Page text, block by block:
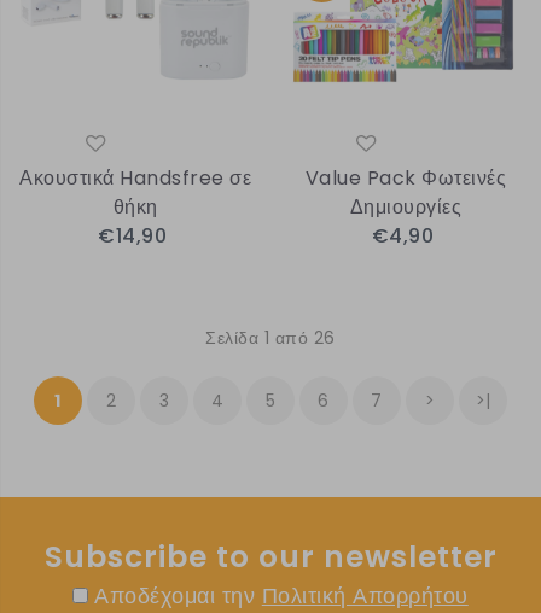
Ακουστικά Handsfree σε
θήκη
€14,90
Value Pack Φωτεινές
Δημιουργίες
€4,90
Σελίδα 1 από 26
1 2 3 4 5 6 7 > >|
Subscribe to our newsletter
Αποδέχομαι την Πολιτική Απορρήτου